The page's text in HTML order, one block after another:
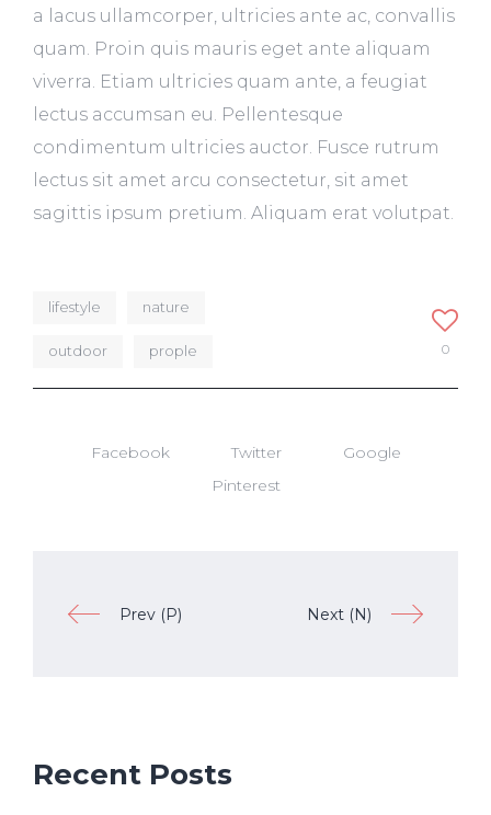
a lacus ullamcorper, ultricies ante ac, convallis
quam. Proin quis mauris eget ante aliquam
viverra. Etiam ultricies quam ante, a feugiat
lectus accumsan eu. Pellentesque
condimentum ultricies auctor. Fusce rutrum
lectus sit amet arcu consectetur, sit amet
sagittis ipsum pretium. Aliquam erat volutpat.
lifestyle nature
outdoor prople 0
Facebook Twitter
Google
Pinterest
Prev (P) Next (N)
Recent Posts